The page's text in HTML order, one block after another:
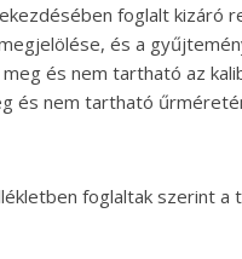
foglalt kizáró
és a
és nem tartható az
és nem tartható
foglaltak szerint a